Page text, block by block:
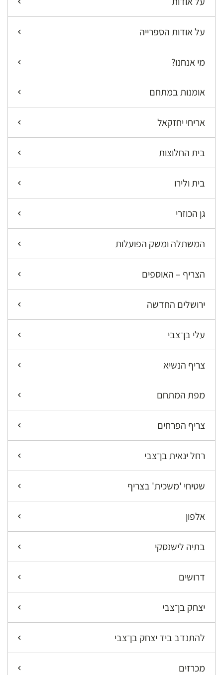
על אודות הספרייה
מי אנחנו?
אומנות במתחם
אריחי יחזקאל
בית החלוצות
בית ולירו
גן הכוזרי
המשתלה ומשק הפועלות
הצריף – האוספים
ירושלים החדשה
עלי בן־צבי
צריף הנשיא
מפת המתחם
צריף הפרחים
רחל ינאית בן־צבי
שטיחי 'משכית' בצריף
אלפון
בתיה לישנסקי
דרושים
יצחק בן־צבי
להתנדב ביד יצחק בן־צבי
מכרזים